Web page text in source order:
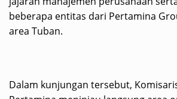
beberapa entitas dari Pertamina
area Tuban.
Dalam kunjungan tersebut,